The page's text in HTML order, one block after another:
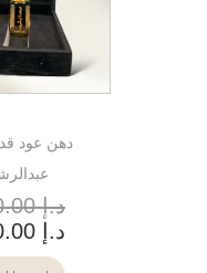
دهن عود
د.إ240.00
د.إ 220.00